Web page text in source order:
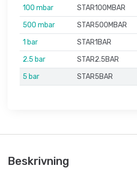
100 mbar STAR100MBAR
500 mbar
STAR500MBAR
1 bar
STAR1BAR
2.5 bar
STAR2.5BAR
5 bar
STAR5BAR
Beskrivning